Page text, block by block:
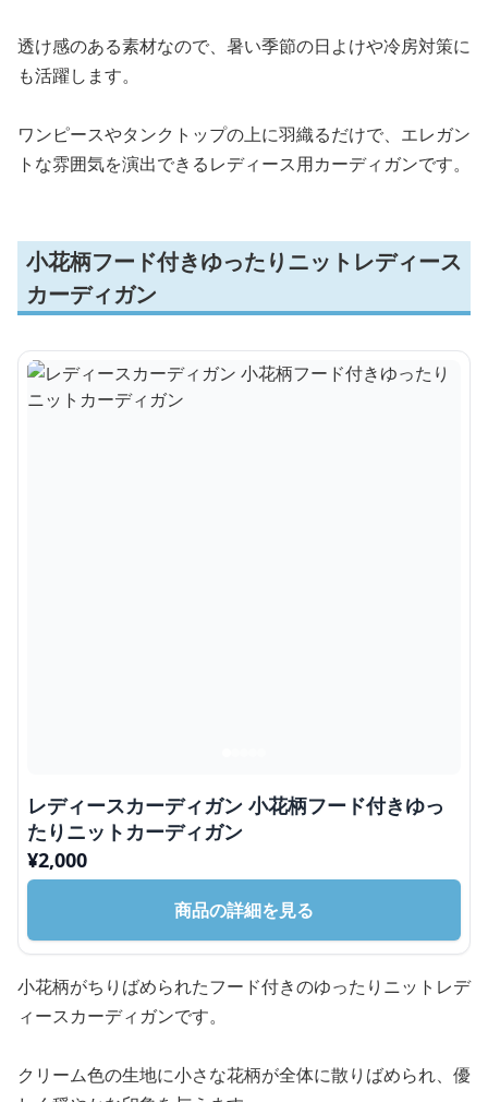
透け感のある素材なので、暑い季節の日よけや冷房対策に
も活躍します。
ワンピースやタンクトップの上に羽織るだけで、エレガン
トな雰囲気を演出できるレディース用カーディガンです。
小花柄フード付きゆったりニットレディース
カーディガン
レディースカーディガン 小花柄フード付きゆっ
たりニットカーディガン
¥2,000
商品の詳細を見る
小花柄がちりばめられたフード付きのゆったりニットレデ
ィースカーディガンです。
クリーム色の生地に小さな花柄が全体に散りばめられ、優